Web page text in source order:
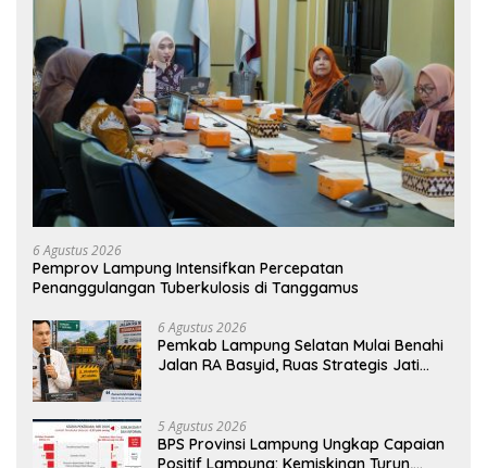
6 Agustus 2026
Pemprov Lampung Intensifkan Percepatan
Penanggulangan Tuberkulosis di Tanggamus
6 Agustus 2026
Pemkab Lampung Selatan Mulai Benahi
Jalan RA Basyid, Ruas Strategis Jati
5 Agustus 2026
BPS Provinsi Lampung Ungkap Capaian
Positif Lampung: Kemiskinan Turun,